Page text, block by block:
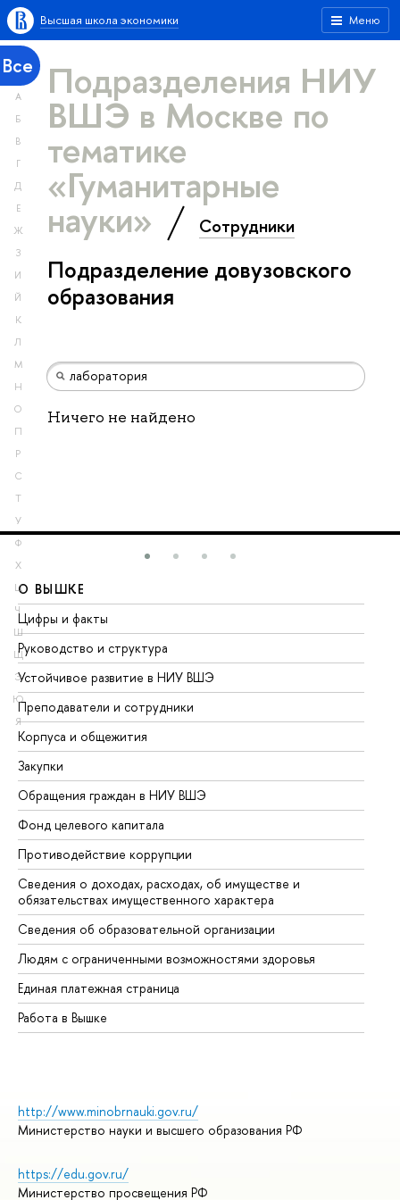
Меню
Высшая школа экономики
Все
А
Б
В
Г
Д
Е
Ж
З
И
Й
К
Л
М
Н
О
П
Р
С
Т
У
Ф
Х
Ц
Ч
Ш
Щ
Э
Ю
Я
Подразделения НИУ
ВШЭ в Москве по
тематике
«Гуманитарные
науки» Сотрудники
Подразделение довузовского
образования
Ничего не найдено
О ВЫШКЕ
Цифры и факты
Руководство и структура
Устойчивое развитие в НИУ ВШЭ
Преподаватели и сотрудники
Корпуса и общежития
Закупки
Обращения граждан в НИУ ВШЭ
Фонд целевого капитала
Противодействие коррупции
Сведения о доходах, расходах, об имуществе и
обязательствах имущественного характера
Сведения об образовательной организации
Людям с ограниченными возможностями здоровья
Единая платежная страница
Работа в Вышке
http://www.minobrnauki.gov.ru/
Министерство науки и высшего образования РФ
https://edu.gov.ru/
Министерство просвещения РФ